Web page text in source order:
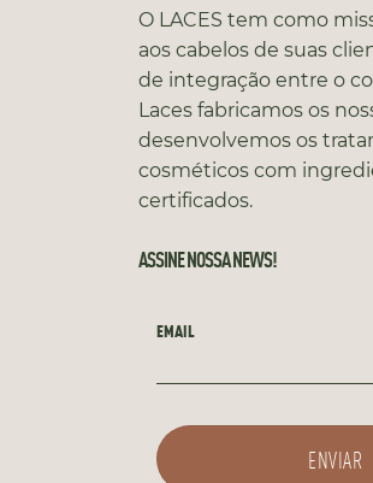
O LACES tem como
aos cabelos de suas
de integração entre o
Laces fabricamos os
desenvolvemos os
cosméticos com
certificados.
ASSINE NOSSA NEWS!
EMAIL